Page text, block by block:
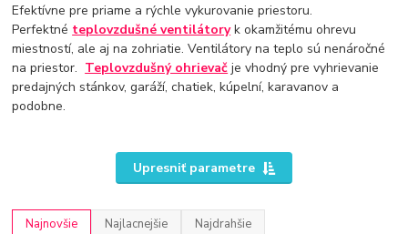
Efektívne pre priame a rýchle vykurovanie priestoru.
Perfektné teplovzdušné ventilátoryk okamžitému ohrevu
miestností, ale aj na zohriatie. Ventilátory na teplo sú nenáročné
na priestor. Teplovzdušný ohrievač je vhodný pre vyhrievanie
predajných stánkov, garáží, chatiek, kúpelní, karavanov a
podobne.
Upresniť parametre
Najnovšie Najlacnejšie Najdrahšie